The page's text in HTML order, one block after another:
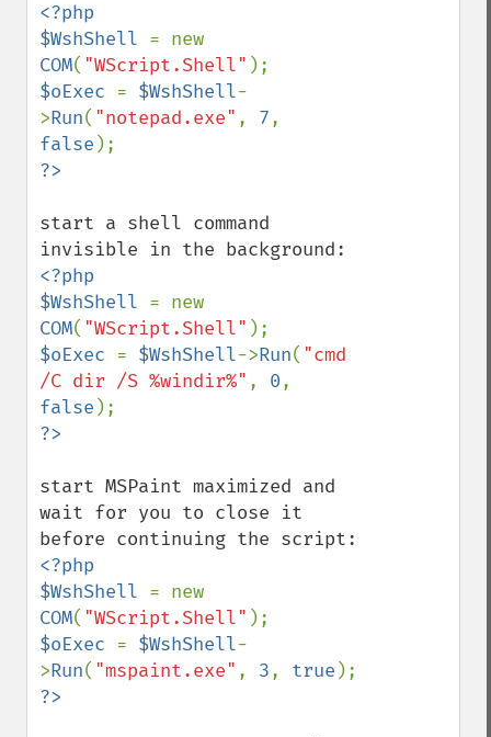
<?php
$WshShell
COM( "WScript.Shell"
$oExec = $WshShell-
>Run( "notepad.exe" , 7
false
start a shell command
<?php
$WshShell
COM( "WScript.Shell"
$oExec = $WshShell->Run( "cmd
/C dir /S %windir%" , 0
false
start MSPaint maximized and
wait for you to close it
<?php
$WshShell
COM( "WScript.Shell"
$oExec = $WshShell-
>Run( "mspaint.exe" , 3, true